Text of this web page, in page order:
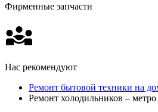
Фирменные запчасти
Нас рекомендуют
Ремонт бытовой техники на
Ремонт холодильников –